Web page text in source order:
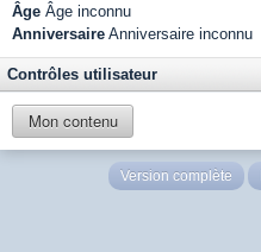
Âge Âge inconnu
Anniversaire Anniversaire inconnu
Contrôles utilisateur
Mon contenu
Version complète